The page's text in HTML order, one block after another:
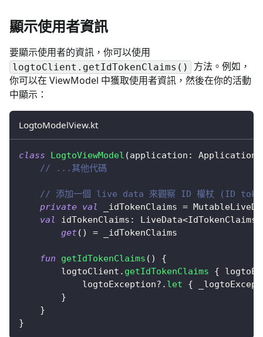
顯示使用者資訊
要顯示使用者的資訊，你可以使用
logtoClient.getIdTokenClaims()
方法。例如，
你可以在 ViewModel 中獲取使用者資訊，然後在你的活動
中顯示：
LogtoModelView.kt
class LogtoViewModel (application : Application
// ...其他代碼
// 添加一個 live data 來觀察 ID 權杖 (ID
private val _idTokenClaims =
val
idTokenClaims : LiveData<IdTokenClaims
get( ) = _idTokenClaims
fun getIdTokenClaims ( )
{
        logtoClient
. getIdTokenClaims {
            logtoException
? . let {
}
}
}